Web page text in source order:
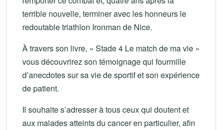
terrible nouvelle, terminer avec les honneurs le
redoutable triathlon Ironman de Nice.
À travers son livre, « Stade 4 Le match de ma vie »
vous découvrirez son témoignage qui fourmille
d’anecdotes sur sa vie de sportif et son expérience
de patient.
Il souhaite s’adresser à tous ceux qui doutent et
aux malades atteints du cancer en particulier, afin